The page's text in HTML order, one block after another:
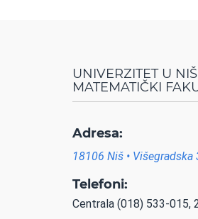
UNIVERZITET U
MATEMATIČKI
Adresa:
18106 Niš • Višegradska
Telefoni:
Centrala (018) 533-015,